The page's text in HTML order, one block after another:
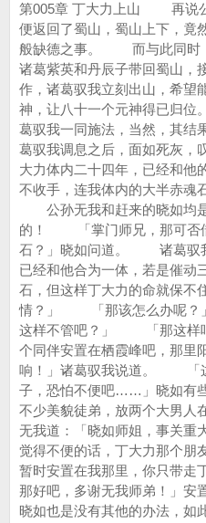
第005章 丁大力上山 再说公
便返回了蜀山，蜀山上下，竟
般缺德之事。 而与此同时，
诸葛紫英和丹辰子带回蜀山，
作，诸葛驭我立刻出山，希望
神，让八十一个元神得已归
葛驭我一同施法，当然，其
葛驭我调息之后，面如死灰，
大力体内二十四年，已经和他
不收手，连我体内的大半赤魂
公孙无我和赶来的晓如均
的！ 「掌门师兄，那可否
石？」晓如问道。 诸葛驭
已经和他合为一体，若是催动
石，但这样丁大力的命就保不
情？」 「那该怎么办呢？
这样不管吧？」 「那这样
个同伴安置在栖霞峰吧，那里
响！」诸葛驭我说道。 「
子，恐怕不便吧……」晓如有
不少美貌徒弟，放两个大男
无我道：「晓如师姐，事关重
觉得不便的话，丁大力那个朋
暂时安置在我那里，你只
那好吧，多谢无我师弟！」安
晓如也是没有其他的办法，